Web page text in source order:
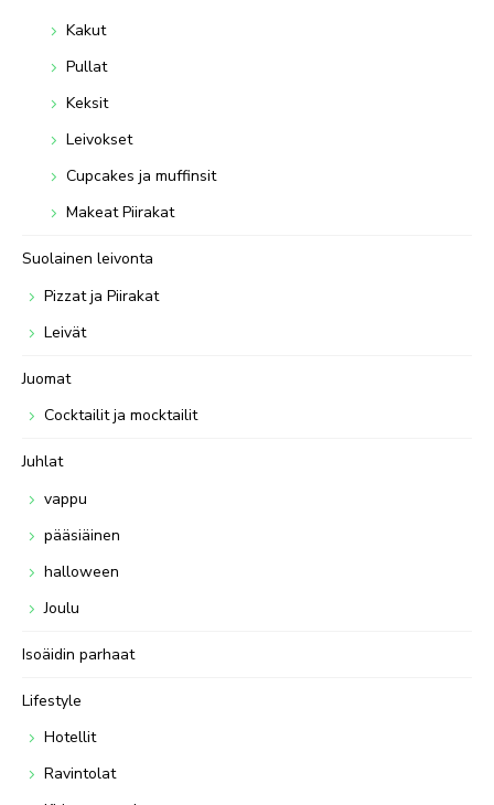
Kakut
Pullat
Keksit
Leivokset
Cupcakes ja muffinsit
Makeat Piirakat
Suolainen leivonta
Pizzat ja Piirakat
Leivät
Juomat
Cocktailit ja mocktailit
Juhlat
vappu
pääsiäinen
halloween
Joulu
Isoäidin parhaat
Lifestyle
Hotellit
Ravintolat